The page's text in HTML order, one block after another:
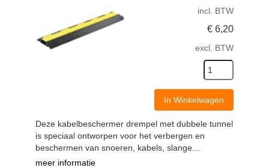
incl. BTW
€ 6,20
excl. BTW
In Winkelwagen
Deze kabelbeschermer drempel met dubbele tunnel
is speciaal ontworpen voor het verbergen en
beschermen van snoeren, kabels, slange...
meer informatie